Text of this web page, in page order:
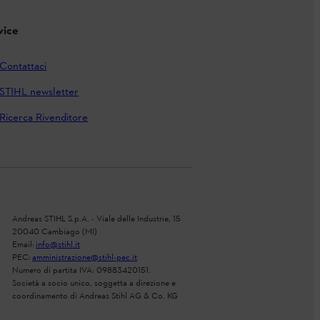
Contattaci
STIHL newsletter
Ricerca Rivenditore
Andreas STIHL S.p.A. - Viale delle Industrie, 15
20040 Cambiago (MI)
Email: info@stihl.it
PEC:amministrazione@stihl-pec.it
Numero di partita IVA: 09883420151.
Società a socio unico, soggetta a direzione e
coordinamento di Andreas Stihl AG & Co. KG